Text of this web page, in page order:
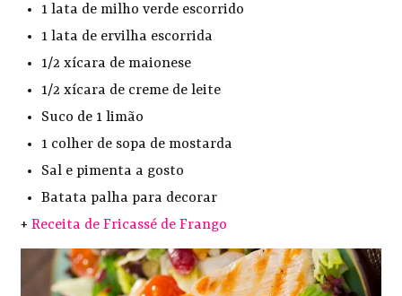
1 lata de milho verde escorrido
1 lata de ervilha escorrida
1/2 xícara de maionese
1/2 xícara de creme de leite
Suco de 1 limão
1 colher de sopa de mostarda
Sal e pimenta a gosto
Batata palha para decorar
+Receita de Fricassé de Frango